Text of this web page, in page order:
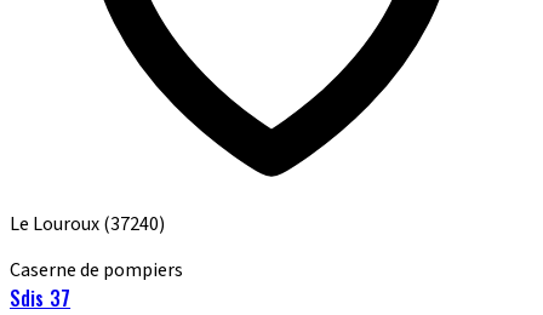
Le Louroux(37240)
Caserne de pompiers
Sdis 37